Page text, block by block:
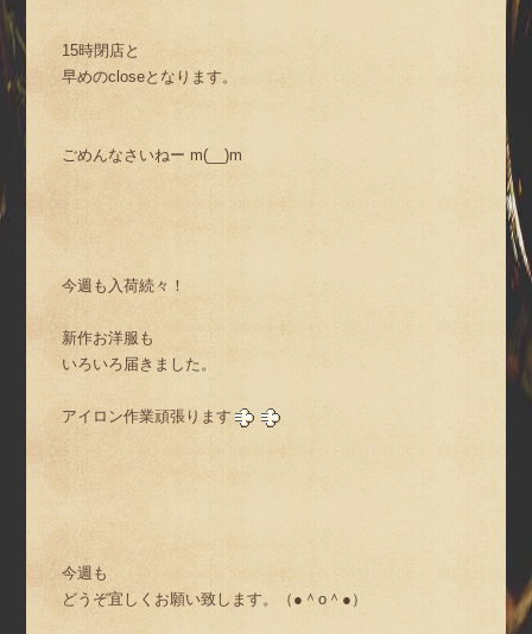
15時閉店と
早めのcloseとなります。
ごめんなさいねー m(__)m
今週も入荷続々！
新作お洋服も
いろいろ届きました。
アイロン作業頑張ります
今週も
どうぞ宜しくお願い致します。（●＾o＾●）